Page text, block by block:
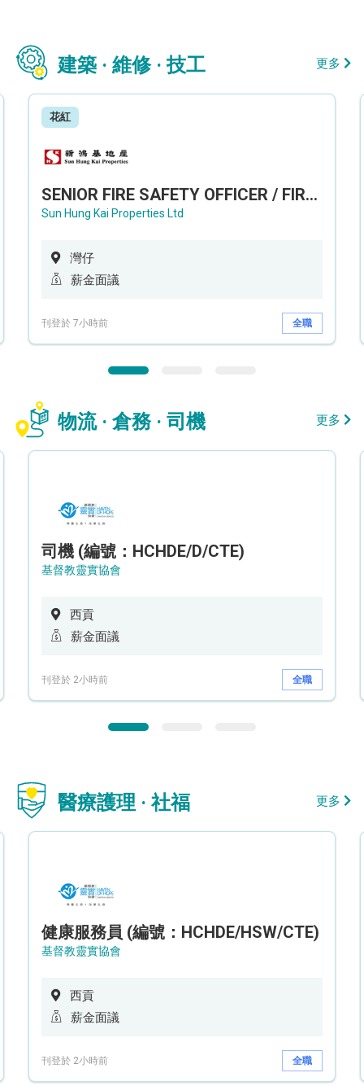
建築 · 維修 · 技工 更多
花紅
SENIOR FIRE SAFETY OFFICER / FIRE SAFETY OFFICER
Sun Hung Kai Properties Ltd
灣仔
薪金面議
刊登於 7小時前 全職
物流 · 倉務 · 司機 更多
司機 (編號：HCHDE/D/CTE)
基督教靈實協會
西貢
薪金面議
刊登於 2小時前 全職
醫療護理 · 社福 更多
健康服務員 (編號：HCHDE/HSW/CTE)
基督教靈實協會
西貢
薪金面議
刊登於 2小時前 全職